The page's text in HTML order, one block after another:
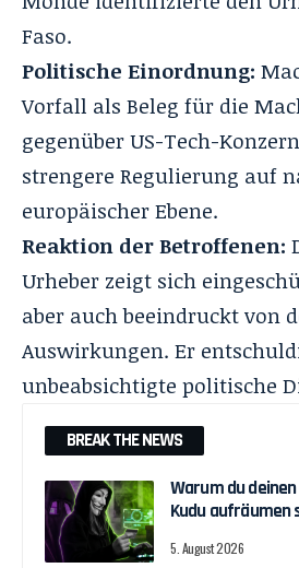
Faso.
Politische Einordnung:
Vorfall als Beleg für die
gegenüber US-Tech-
strengere Regulierung auf
europäischer Ebene.
Reaktion der Betroffenen:
Urheber zeigt sich
aber auch beeindruckt von
Auswirkungen. Er
unbeabsichtigte politische
BREAK THE NEWS
Warum du
Kudu aufräumen
5. August 2026